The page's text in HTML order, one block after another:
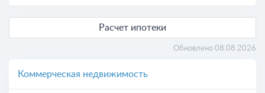
Расчет ипотеки
Обновлено 08.08.2026
Коммерческая недвижимость